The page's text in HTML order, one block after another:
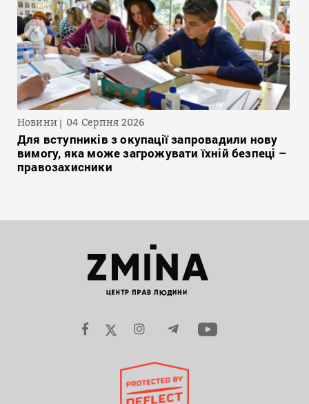
Новини 04 Серпня 2026
Для вступників з окупації запровадили нову
вимогу, яка може загрожувати їхній безпеці –
правозахисники